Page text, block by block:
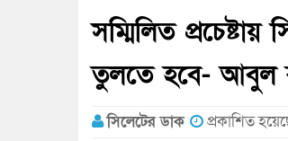
সম্মিলিত
তুলতে হবে- আবুল
সিলেটের ডাক প্রকাশিত